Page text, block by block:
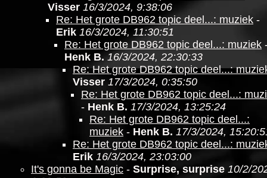
Visser 16/3/2024, 9:38:06
Re: Het grote DB962 topic deel...: muziek -
Erik 16/3/2024, 11:30:51
Re: Het grote DB962 topic deel...: muziek
Henk B. 16/3/2024, 22:30:33
Re: Het grote DB962 topic deel...:
Visser 17/3/2024, 0:35:50
Re: Het grote DB962 topic deel...:
- Henk B. 17/3/2024, 13:25:24
Re: Het grote DB962 topic deel...:
muziek - Henk B. 17/3/2024,
Re: Het grote DB962 topic deel...:
Erik 16/3/2024, 23:03:00
It's gonna be Magic - Surprise, surprise 10/2/